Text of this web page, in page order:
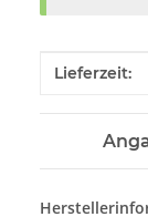
Wert
Lieferzeit: